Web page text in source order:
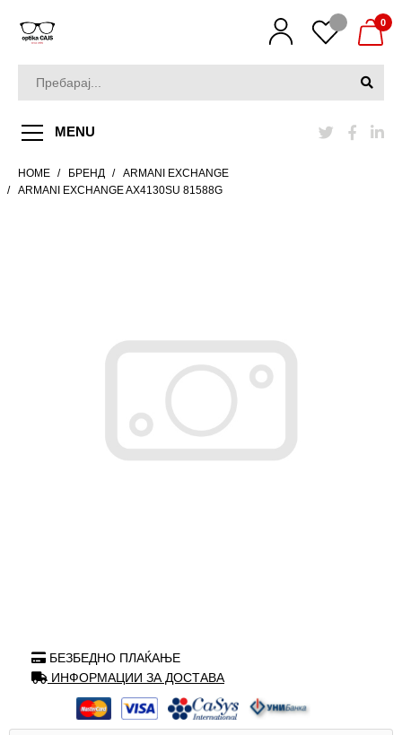
0
MENU
HOME БРЕНД
ARMANI EXCHANGE
ARMANI EXCHANGE AX4130SU 81588G
БЕЗБЕДНО ПЛАЌАЊЕ
ИНФОРМАЦИИ ЗА ДОСТАВА